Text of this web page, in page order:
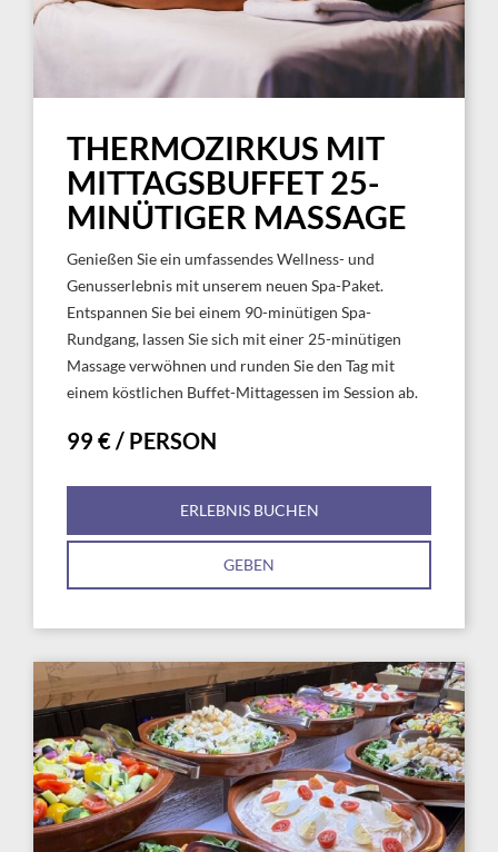
THERMOZIRKUS MIT
MITTAGSBUFFET 25-
MINÜTIGER MASSAGE
Genießen Sie ein umfassendes Wellness- und
Genusserlebnis mit unserem neuen Spa-Paket.
Entspannen Sie bei einem 90-minütigen Spa-
Rundgang, lassen Sie sich mit einer 25-minütigen
Massage verwöhnen und runden Sie den Tag mit
einem köstlichen Buffet-Mittagessen im Session ab.
99 € / PERSON
ERLEBNIS BUCHEN
GEBEN